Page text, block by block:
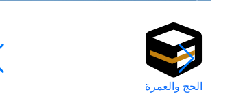
الحج والعمرة